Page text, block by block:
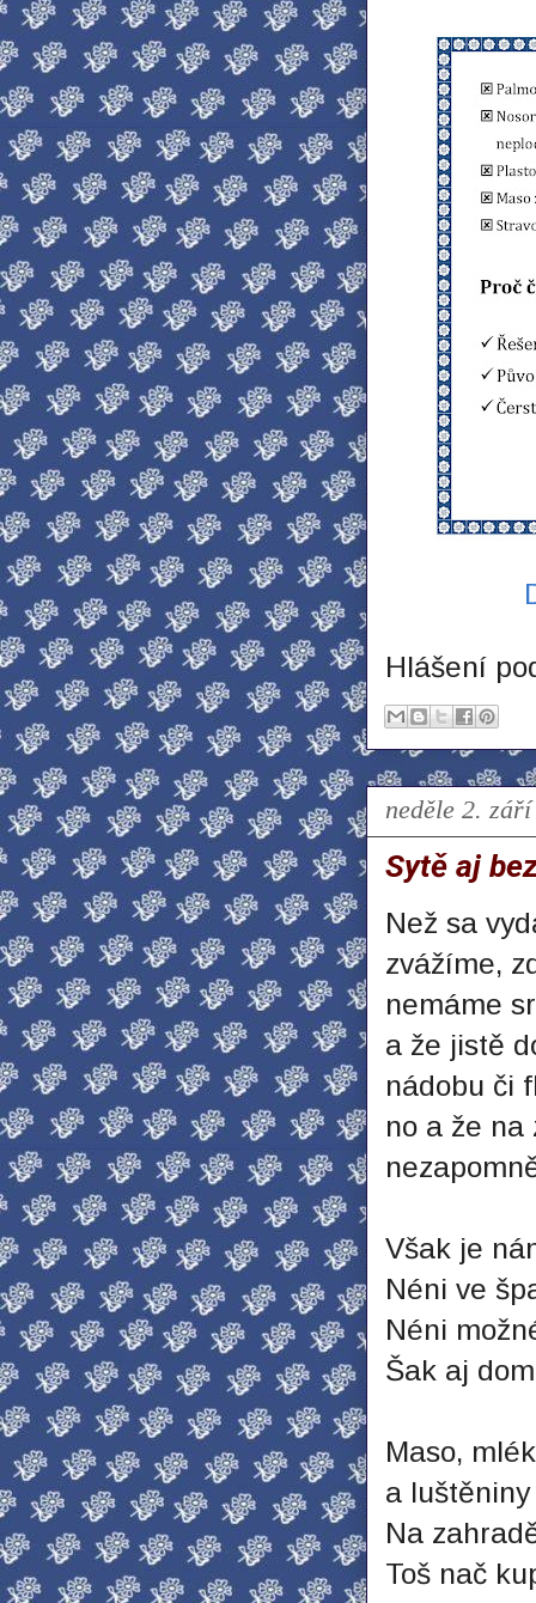
Hlášení
neděle 2.
Sytě aj
Než sa
zvážíme,
nemáme
a že jistě
nádobu či
no a že na
Však je
Néni ve
Néni
Šak aj
Maso,
a
Na
Toš nač